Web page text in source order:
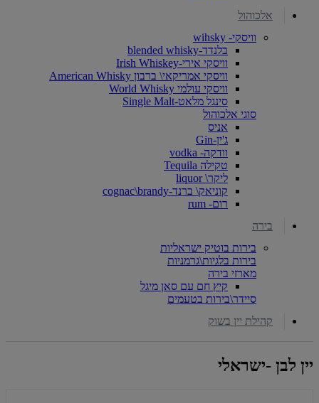
אלכוהול
וויסקי- wihsky
בלנדד-blended whisky
וויסקי אירי-Irish Whiskey
וויסקי אמריקאי\ ברבון American Whisky
וויסקי עולמי World Whisky
סינגל מלאט-Single Malt
סוגי אלכוהול
אניס
ג'ין-Gin
וודקה- vodka
טקילה Tequila
ליקר\ liquor
קוניאק\ ברנד-cognac\brandy
רום- rum
בירה
בירות בוטיק ישראליות
בירות בלגיות\גרמניות
מארזי בירה
קיץ חם עם סאן מיגל
סיידר\בירות בטעמים
קהילת יין בשוק
יין לבן -ישראלי